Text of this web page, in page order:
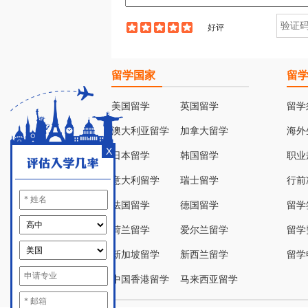
好评
X
留学国家
美国留学 英国留学
澳大利亚留学 加拿大留学
日本留学 韩国留学
意大利留学 瑞士留学
法国留学 德国留学
荷兰留学 爱尔兰留学
新加坡留学 新西兰留学
中国香港留学 马来西亚留学
留
留
海外
职业
行前
留
留
留